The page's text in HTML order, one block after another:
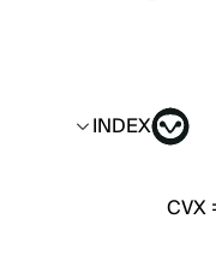
INDEX
CVX